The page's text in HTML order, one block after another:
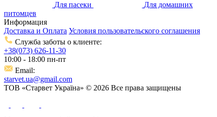
Для пасеки
Для домашних
питомцев
Информация
Доставка и Оплата Условия пользовательского соглашения
Служба заботы о клиенте:
+38(073) 626-11-30
10:00 - 18:00 пн-пт
Email:
starvet.ua@gmail.com
ТОВ «Старвет Україна» © 2026 Все права защищены